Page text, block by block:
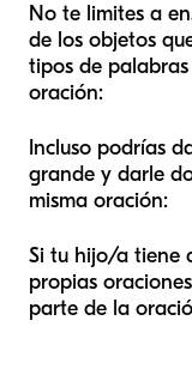
No te limites a
de los objetos
tipos de
oración:
Incluso podrías
grande y darle
misma oración:
Si tu hijo/a tiene
propias
parte de la